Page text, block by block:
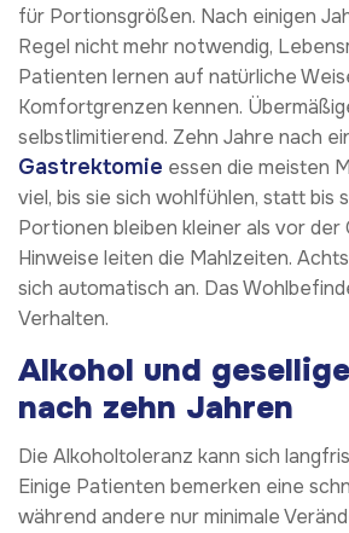
für Portionsgrößen. Nach einigen
Regel nicht mehr notwendig,
Patienten lernen auf natürliche
Komfortgrenzen kennen.
selbstlimitierend. Zehn Jahre nach
Gastrektomie essen die meisten
viel, bis sie sich wohlfühlen, statt bis
Portionen bleiben kleiner als vor der
Hinweise leiten die Mahlzeiten.
sich automatisch an. Das
Verhalten.
Alkohol und
nach zehn Jahren
Die Alkoholtoleranz kann sich
Einige Patienten bemerken eine
während andere nur minimale